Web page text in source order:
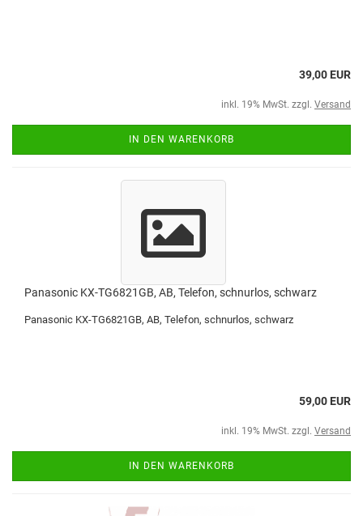
39,00 EUR
inkl. 19% MwSt. zzgl. Versand
IN DEN WARENKORB
Panasonic KX-TG6821GB, AB, Telefon, schnurlos, schwarz
Panasonic KX-TG6821GB, AB, Telefon, schnurlos, schwarz
59,00 EUR
inkl. 19% MwSt. zzgl. Versand
IN DEN WARENKORB